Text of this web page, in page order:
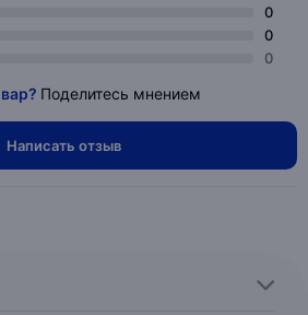
0
0
0
Поделитесь мнением
Написать отзыв